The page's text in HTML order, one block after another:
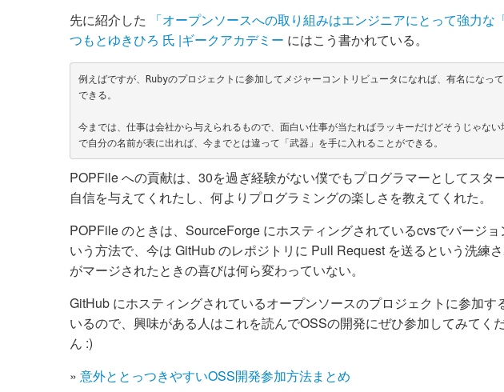
先に紹介した
「オープンソースへの取り組みはエンジニアにとって強力
つもとゆきひろ 氏 |ギークアカデミー にはこう書かれている。
例えばですが、Rubyのプロジェクトに参加してメジャーコントリビュータになれば、有名になっ
できる。
今までは、仕事は会社から与えられるもので、面白い仕事が当たればラッキーだけどそうじゃな
POPFile への貢献は、30を過ぎ経験がない僕でもプログラマーとしてスタ
自信を与えてくれたし、何よりプログラミングの楽しさを教えてくれた。
POPFile のときは、SourceForge にホスティングされているcvsでバージ
いう方法で、今は GitHub のレポジトリに Pull Request を送るという洗練
がマージされたときの喜びは何ら変わっていない。
GitHub にホスティングされているオープンソースのプロジェクトに参加
いるので、興味がある人はこれを読んでOSSの開発にぜひ参加してみてく
ん :)
» 意外ととっつきやすいOSS開発参加方法まとめ